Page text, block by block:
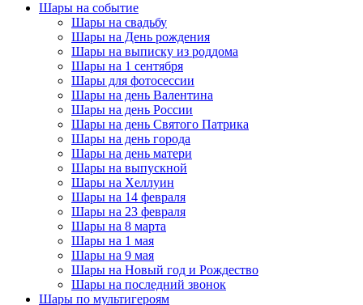
Шары на событие
Шары на свадьбу
Шары на День рождения
Шары на выписку из роддома
Шары на 1 сентября
Шары для фотосессии
Шары на день Валентина
Шары на день России
Шары на день Святого Патрика
Шары на день города
Шары на день матери
Шары на выпускной
Шары на Хеллуин
Шары на 14 февраля
Шары на 23 февраля
Шары на 8 марта
Шары на 1 мая
Шары на 9 мая
Шары на Новый год и Рождество
Шары на последний звонок
Шары по мультигероям